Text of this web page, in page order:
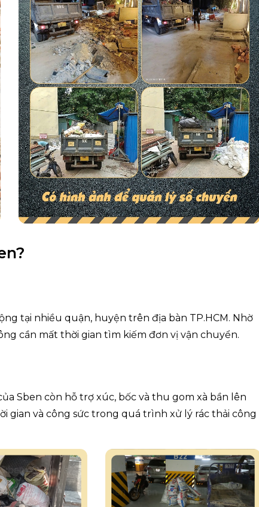
tại nhiều quận, huyện trên địa bàn TP.HCM. Nhờ
cần mất thời gian tìm kiếm đơn vị vận chuyển.
Sben còn hỗ trợ xúc, bốc và thu gom xà bần lên
gian và công sức trong quá trình xử lý rác thải công